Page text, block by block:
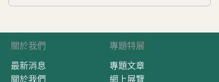
關於我們
最新消息
關於我們
專題特展
專題文章
網上展覽